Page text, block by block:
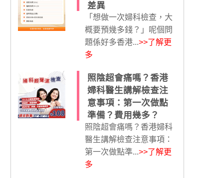
差異
「想做一次婦科檢查，大
概要預幾多錢？」呢個問
題係好多香港...>>了解更
多
照陰超會痛嗎？香港
婦科醫生講解檢查注
意事項：第一次做點
準備？費用幾多？
照陰超會痛嗎？香港婦科
醫生講解檢查注意事項：
第一次做點準...>>了解更
多